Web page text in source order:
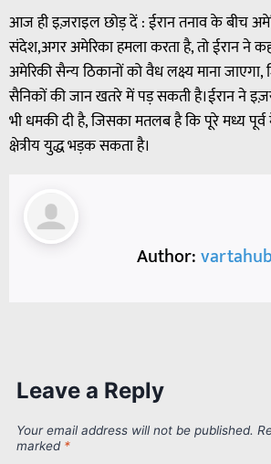
आज ही इज़राइल छोड़ दें : ईरान तनाव के बीच
संदेश,अगर अमेरिका हमला करता है, तो ईरान ने
अमेरिकी सैन्य ठिकानों को वैध लक्ष्य माना
सैनिकों की जान खतरे में पड़ सकती है।ईरान ने
भी धमकी दी है, जिसका मतलब है कि पूरे मध्य
क्षेत्रीय युद्ध भड़क सकता है।
Author:
Leave a Reply
Your email address will not be published.
marked *